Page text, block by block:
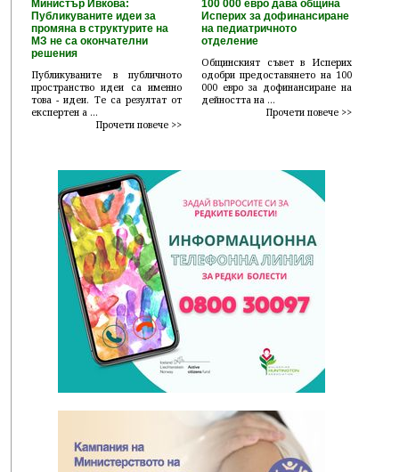
Министър Ивкова:
Публикуваните идеи за
промяна в структурите на
МЗ не са окончателни
решения
Публикуваните в публичното
пространство идеи са именно
това - идеи. Те са резултат от
експертен а ...
Прочети повече >>
100 000 евро дава община
Исперих за дофинансиране
на педиатричното
отделение
Общинският съвет в Исперих
одобри предоставянето на 100
000 евро за дофинансиране на
дейността на ...
Прочети повече >>